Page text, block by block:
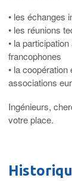
• les échanges
• les réunions
• la
francophones
• la coopération
associations
Ingénieurs,
votre place.